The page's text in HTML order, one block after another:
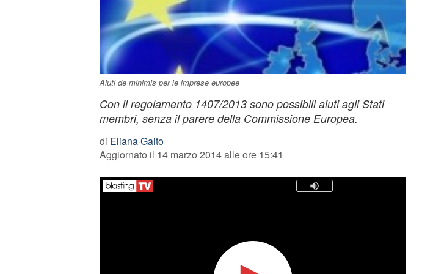
Aiuti de minimis per le imprese europee
Con il regolamento 1407/2013 sono possibili aiuti agli Stati
membri, senza il parere della Commissione Europea.
di Eliana Gaito
Aggiornato il 14 marzo 2014 alle ore 15:41